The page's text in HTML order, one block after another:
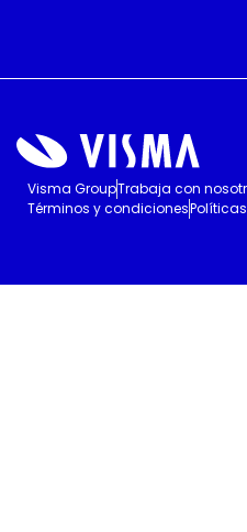
Visma GroupTrabaja con
Términos y condiciones